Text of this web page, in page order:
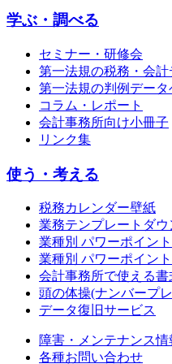
学ぶ・調べる
セミナー・研修会
第一法規の税務・会計
第一法規の判例データ
コラム・レポート
会計事務所向け小冊子
リンク集
使う・考える
税務カレンダー壁紙
業務テンプレートダウ
業種別 パワーポイン
業種別 パワーポイン
会計事務所で使える
頭の体操(ナンバープ
データ復旧サービス
障害・メンテナンス情
各種お問い合わせ